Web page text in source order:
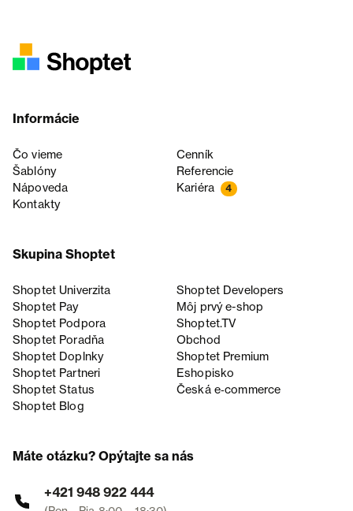
Informácie
Čo vieme
Cenník
Šablóny
Referencie
Nápoveda
Kariéra 4
Kontakty
Skupina Shoptet
Shoptet Univerzita
Shoptet Developers
Shoptet Pay
Môj prvý e-shop
Shoptet Podpora
Shoptet.TV
Shoptet Poradňa
Obchod
Shoptet Doplnky
Shoptet Premium
Shoptet Partneri
Eshopisko
Shoptet Status
Česká e‑commerce
Shoptet Blog
Máte otázku? Opýtajte sa nás
+421 948 922 444